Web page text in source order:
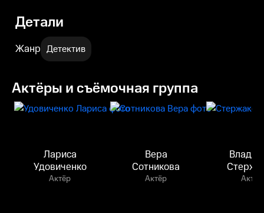
Детали
Жанр Детектив
Актёры и съёмочная группа
Лариса
Удовиченко
Актёр
Вера
Сотникова
Актёр Актёр